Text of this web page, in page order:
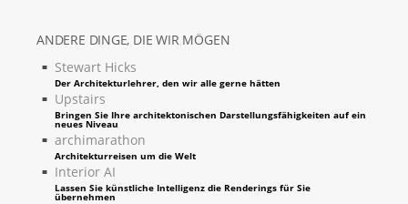
ANDERE DINGE, DIE WIR MÖGEN
Stewart Hicks
Der Architekturlehrer, den wir alle gerne hätten
Upstairs
Bringen Sie Ihre architektonischen Darstellungsfähigkeiten auf ein
neues Niveau
archimarathon
Architekturreisen um die Welt
Interior AI
Lassen Sie künstliche Intelligenz die Renderings für Sie
übernehmen